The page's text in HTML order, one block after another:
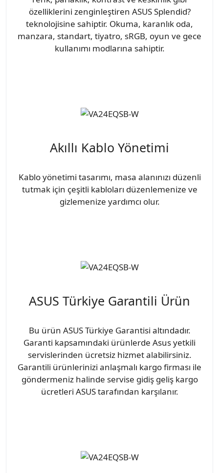
özelliklerini zenginleştiren ASUS Splendid?
teknolojisine sahiptir. Okuma, karanlık oda,
manzara, standart, tiyatro, sRGB, oyun ve gece
kullanımı modlarına sahiptir.
Akıllı Kablo Yönetimi
Kablo yönetimi tasarımı, masa alanınızı düzenli
tutmak için çeşitli kabloları düzenlemenize ve
gizlemenize yardımcı olur.
ASUS Türkiye Garantili Ürün
Bu ürün ASUS Türkiye Garantisi altındadır.
Garanti kapsamındaki ürünlerde Asus yetkili
servislerinden ücretsiz hizmet alabilirsiniz.
Garantili ürünlerinizi anlaşmalı kargo firması ile
göndermeniz halinde servise gidiş geliş kargo
ücretleri ASUS tarafından karşılanır.